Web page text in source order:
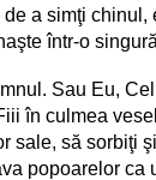
a simţi chinul,
într-o
Sau Eu,
în culmea
sale, să sorbiţi
popoarelor